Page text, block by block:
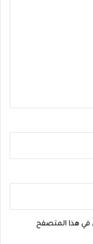
في هذا المتصفح